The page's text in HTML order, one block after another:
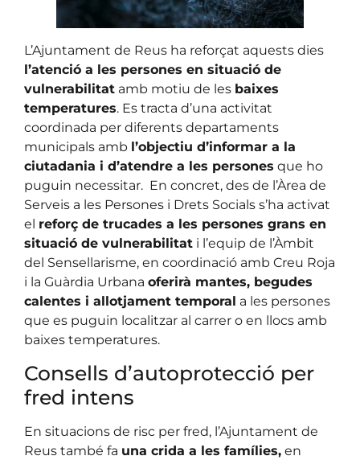
L’Ajuntament de Reus ha reforçat aquests dies
l’atenció a les persones en situació de
vulnerabilitat amb motiu de les baixes
temperatures. Es tracta d’una activitat
coordinada per diferents departaments
municipals amb l’objectiu d’informar a la
ciutadania i d’atendre a les persones que ho
puguin necessitar. En concret, des de l’Àrea de
Serveis a les Persones i Drets Socials s’ha activat
el reforç de trucades a les persones grans en
situació de vulnerabilitat i l’equip de l’Àmbit
del Sensellarisme, en coordinació amb Creu Roja
i la Guàrdia Urbana oferirà mantes, begudes
calentes i allotjament temporal a les persones
que es puguin localitzar al carrer o en llocs amb
baixes temperatures.
Consells d’autoprotecció per
fred intens
En situacions de risc per fred, l’Ajuntament de
Reus també fa una crida a les famílies, en